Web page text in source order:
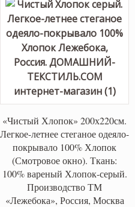
«Чистый Хлопок» 200х220см.
Легкое-летнее стеганое одеяло-
покрывало 100% Хлопок
(Смотровое окно). Ткань:
100% вареный Хлопок-серый.
Производство ТМ
«Лежебока», Россия, Москва